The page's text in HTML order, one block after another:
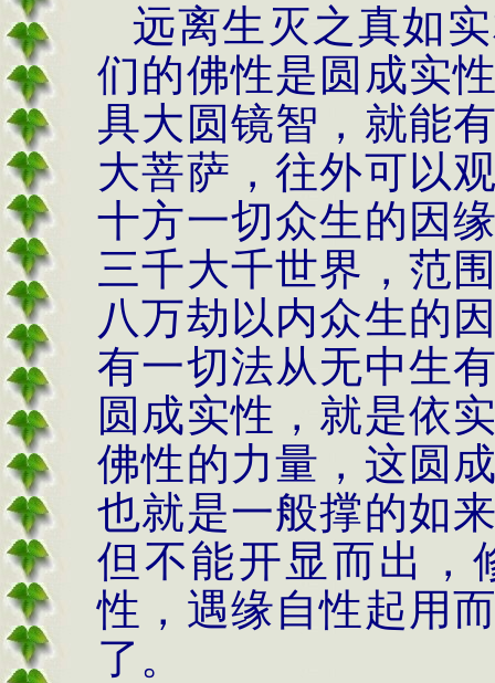
远离生灭之真如
们的佛性是圆成实
具大圆镜智，就能
大菩萨，往外可以
十方一切众生的因
三千大千世界，范
八万劫以内众生的
有一切法从无中生
圆成实性，就是依
佛性的力量，这圆
也就是一般撑的如
但不能开显而出，
性，遇缘自性起用
了。